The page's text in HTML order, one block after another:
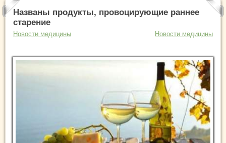
Названы продукты, провоцирующие раннее
старение
Новости медицины Новости медицины